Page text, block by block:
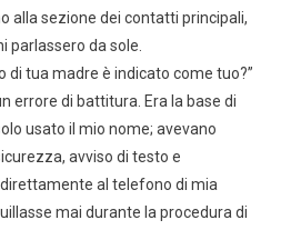
alla sezione dei contatti principali,
parlassero da sole.
di tua madre è indicato come tuo?”
errore di battitura. Era la base di
usato il mio nome; avevano
avviso di testo e
al telefono di mia
mai durante la procedura di